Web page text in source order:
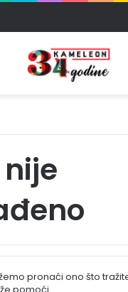
pronaći ono što